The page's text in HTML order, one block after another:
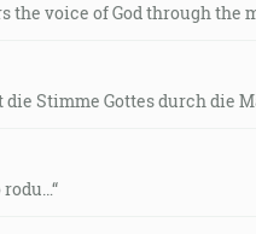
the voice of God through the
die Stimme Gottes durch die
rodu…“